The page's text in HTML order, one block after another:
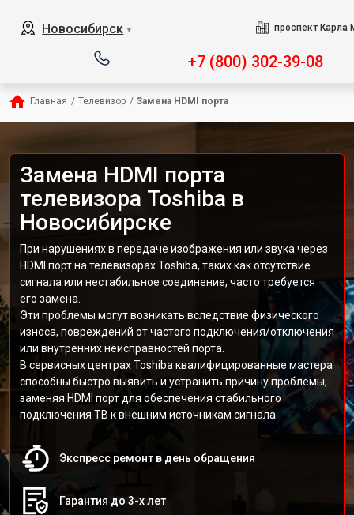
Новосибирск ▼ проспект Карла
+7 (800) 302-39-08
Главная / Телевизор / Замена HDMI порта
Замена HDMI порта
телевизора Toshiba в
Новосибирске
При нарушениях в передаче изображения или звука через
HDMI порт на телевизорах Toshiba, таких как отсутствие
сигнала или нестабильное соединение, часто требуется
его замена.
Эти проблемы могут возникать вследствие физического
износа, повреждений от частого подключения/отключения
или внутренних неисправностей порта.
В сервисных центрах Toshiba квалифицированные мастера
способны быстро выявить и устранить причину проблемы,
заменяя HDMI порт для обеспечения стабильного
подключения ТВ к внешним источникам сигнала.
Экспресс ремонт в день обращения
Гарантия до 3-х лет